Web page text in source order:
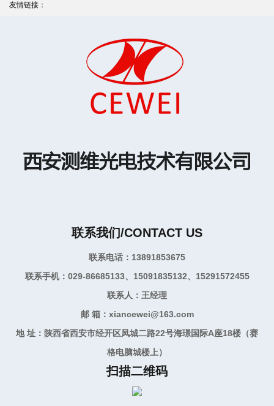
友情链接：
联系我们/CONTACT US
联系电话：13891853675
联系手机：029-86685133、15091835132、15291572455
联系人：王经理
邮 箱：xiancewei@163.com
地 址：陕西省西安市经开区凤城二路22号海璟国际A座18楼（赛
格电脑城楼上）
扫描二维码